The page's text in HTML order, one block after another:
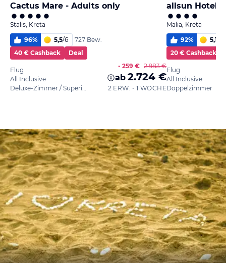
Cactus Mare - Adults only
Stalis, Kreta
96% 5,5/6
727 Bew.
40 € Cashback
Deal
Flug
All Inclusive
- 259 € 2.983 €
ab 2.724 €
2 ERW. • 1 WOCHE
allsun Hotel
Malia, Kreta
92% 5,1
20 € Cashback
Flug
All Inclusive
Doppelzimmer